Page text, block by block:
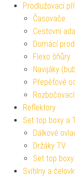
Prodlužovací
Časovače
Cestovní
Domácí
Flexo šňůry
Navijáky
Přepěťové
Reflektory
Set top boxy a
Dálkové
Držáky TV
Set top boxy
Svítilny a